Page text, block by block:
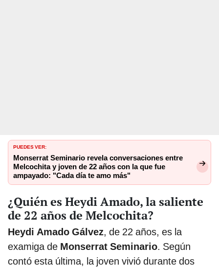
PUEDES VER:
Monserrat Seminario revela conversaciones entre
Melcochita y joven de 22 años con la que fue
ampayado: "Cada día te amo más"
¿Quién es Heydi Amado, la saliente
de 22 años de Melcochita?
Heydi Amado Gálvez, de 22 años, es la
examiga de Monserrat Seminario. Según
contó esta última, la joven vivió durante dos